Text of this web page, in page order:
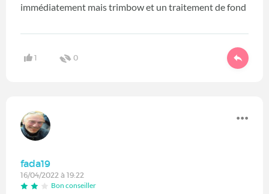
immédiatement mais trimbow et un traitement de fond
1 0
fada19
16/04/2022 à 19:22
Bon conseiller